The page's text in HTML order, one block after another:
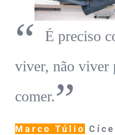
“
É preciso
viver, não viver
comer.”
Marco Túlio